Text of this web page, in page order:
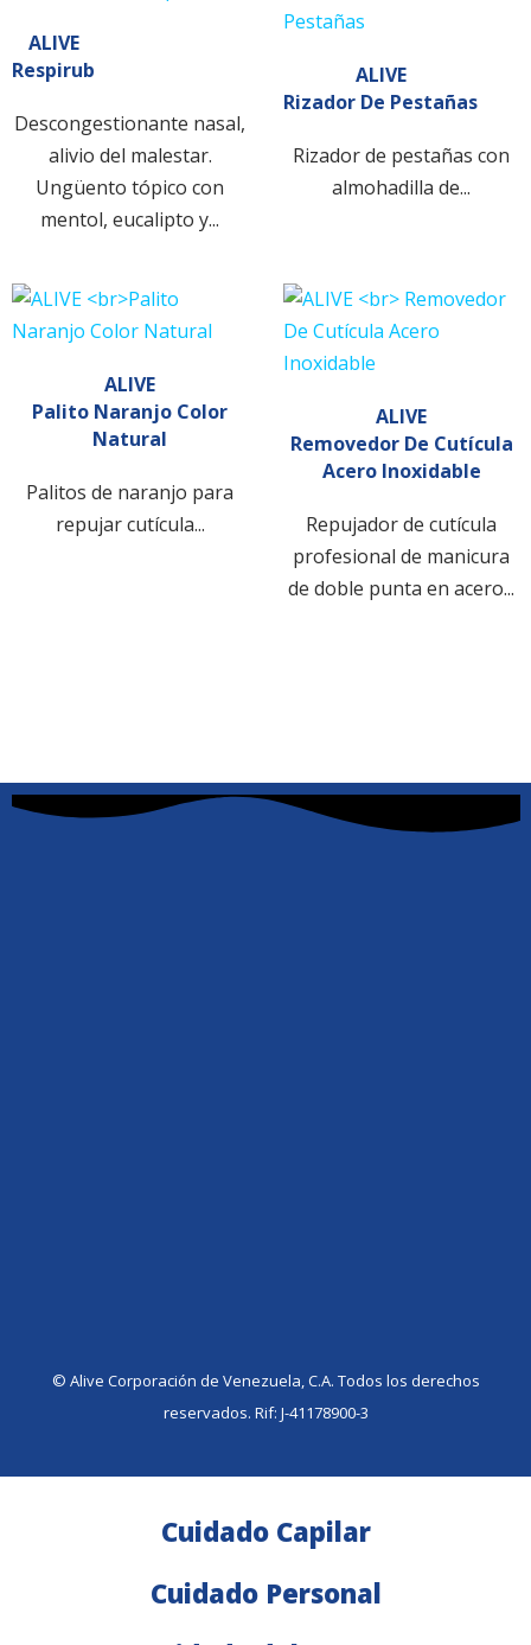
ALIVE
Respirub
Descongestionante nasal,
alivio del malestar.
Ungüento tópico con
mentol, eucalipto y...
ALIVE
Rizador De Pestañas
Rizador de pestañas con
almohadilla de...
ALIVE
Palito Naranjo Color
Natural
Palitos de naranjo para
repujar cutícula...
ALIVE
Removedor De Cutícula
Acero Inoxidable
Repujador de cutícula
profesional de manicura
de doble punta en acero...
©️ Alive Corporación de Venezuela, C.A. Todos los derechos
reservados. Rif: J-41178900-3
Cuidado Capilar
Cuidado Personal